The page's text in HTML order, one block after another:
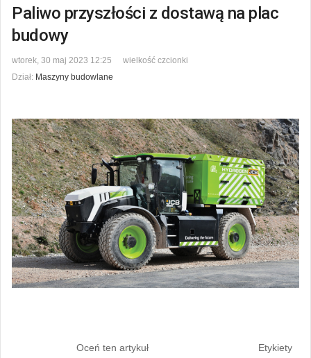
Paliwo przyszłości z dostawą na plac
budowy
wtorek, 30 maj 2023 12:25
wielkość czcionki
Dział: Maszyny budowlane
Oceń ten artykuł Etykiety